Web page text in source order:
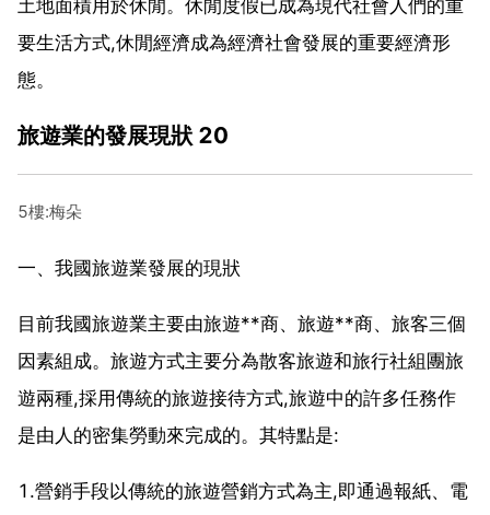
土地面積用於休閒。休閒度假已成為現代社會人們的重
要生活方式,休閒經濟成為經濟社會發展的重要經濟形
態。
旅遊業的發展現狀 20
5樓:梅朵
一、我國旅遊業發展的現狀
目前我國旅遊業主要由旅遊**商、旅遊**商、旅客三個
因素組成。旅遊方式主要分為散客旅遊和旅行社組團旅
遊兩種,採用傳統的旅遊接待方式,旅遊中的許多任務作
是由人的密集勞動來完成的。其特點是:
1.營銷手段以傳統的旅遊營銷方式為主,即通過報紙、電